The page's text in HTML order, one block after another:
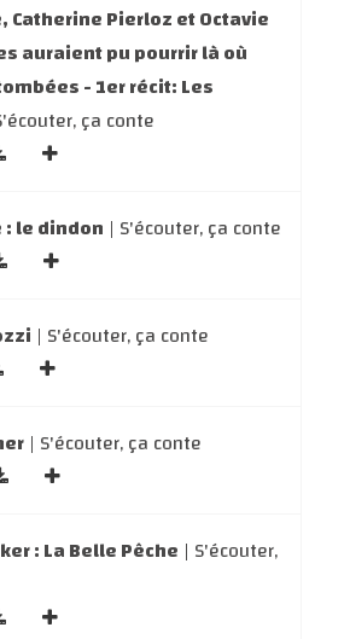
Catherine Pierloz et Octavie
auraient pu pourrir là où
- 1er récit: Les
ça conte
le dindon | S'écouter, ça conte
| S'écouter, ça conte
| S'écouter, ça conte
: La Belle Pêche | S'écouter,